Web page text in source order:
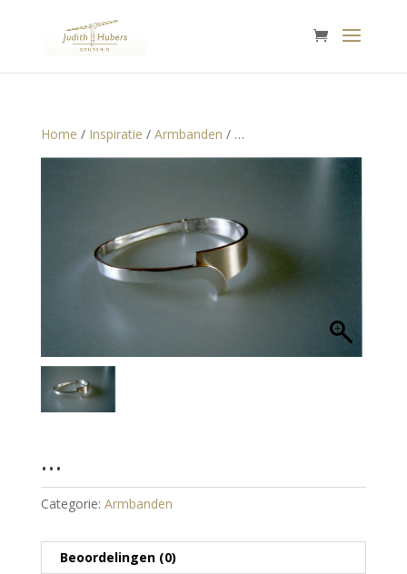
Home / Inspiratie / Armbanden / …
…
Categorie: Armbanden
Beoordelingen (0)